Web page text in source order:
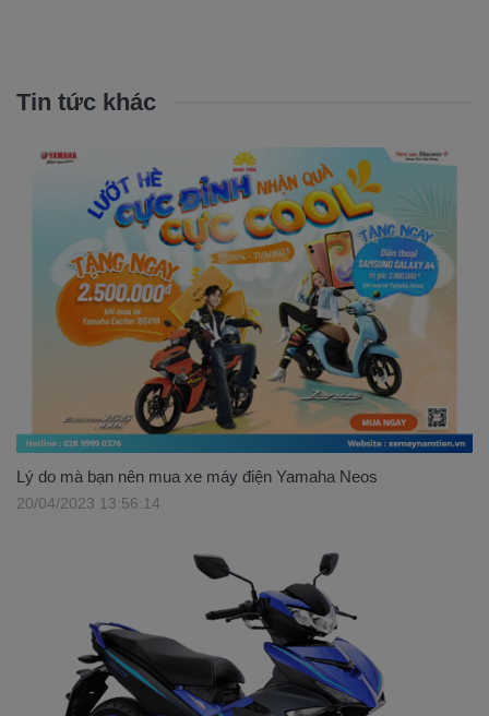
Tin tức khác
Lý do mà bạn nên mua xe máy điện Yamaha Neos
20/04/2023 13:56:14